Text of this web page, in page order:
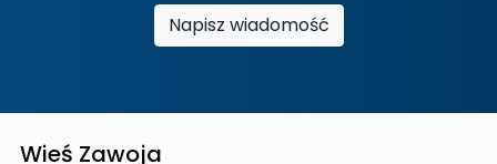
Napisz wiadomość
Wieś Zawoja